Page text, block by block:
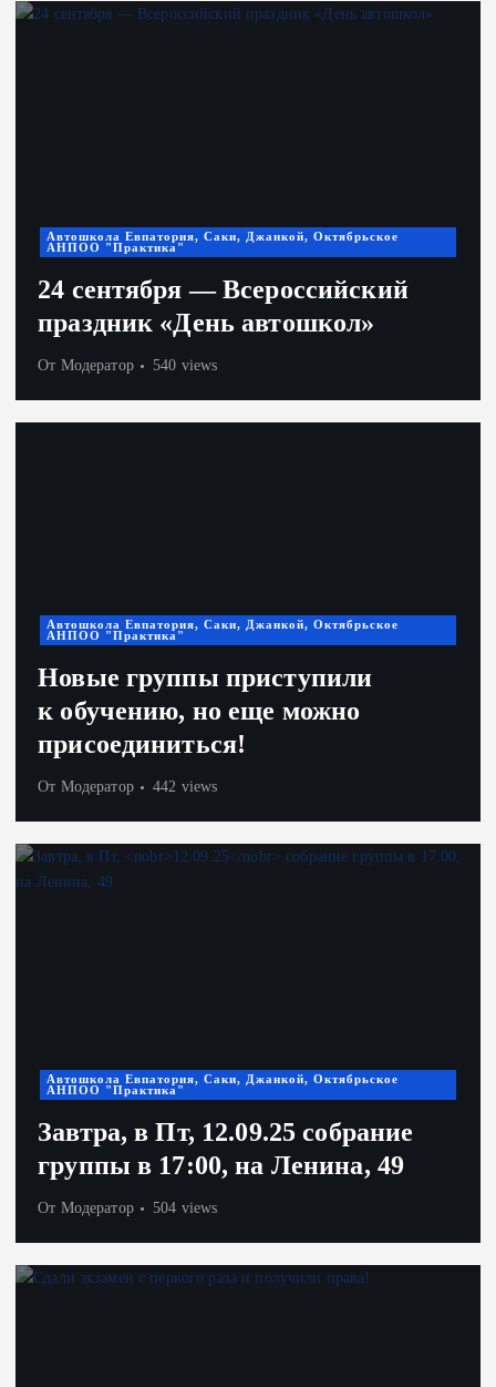
Автошкола Евпатория, Саки, Джанкой, Октябрьское
АНПОО "Практика"
24 сентября — Всероссийский
праздник «День автошкол»
От Модератор 540 views
Автошкола Евпатория, Саки, Джанкой, Октябрьское
АНПОО "Практика"
Новые группы приступили
к обучению, но еще можно
присоединиться!
От Модератор 442 views
Автошкола Евпатория, Саки, Джанкой, Октябрьское
АНПОО "Практика"
Завтра, в Пт, 12.09.25 собрание
группы в 17:00, на Ленина, 49
От Модератор 504 views